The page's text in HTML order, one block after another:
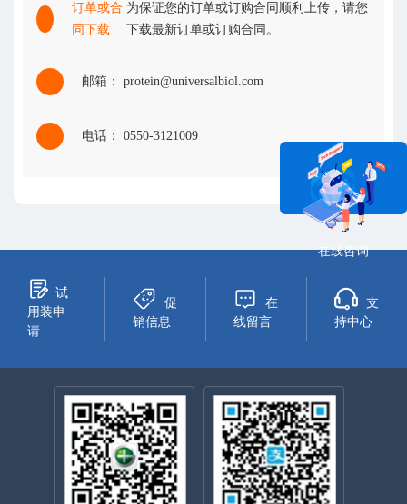
订单或合
同下载
为保证您的订单或订购合同顺利上传，请您
下载最新订单或订购合同。
邮箱： protein@universalbiol.com
电话： 0550-3121009
试
用装申
请
促
销信息
在
线留言
支
持中心
在线咨询